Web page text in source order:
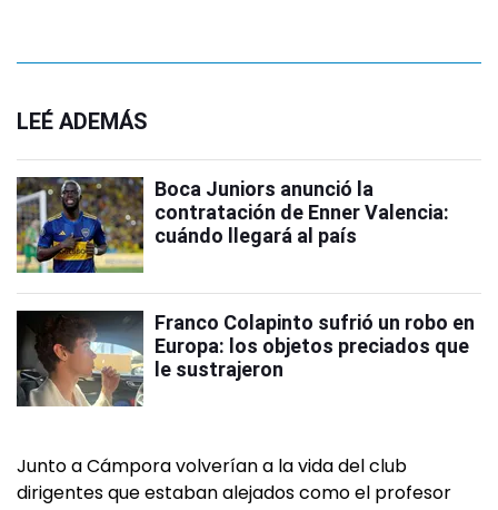
LEÉ ADEMÁS
Boca Juniors anunció la
contratación de Enner Valencia:
cuándo llegará al país
Franco Colapinto sufrió un robo en
Europa: los objetos preciados que
le sustrajeron
Junto a Cámpora volverían a la vida del club
dirigentes que estaban alejados como el profesor